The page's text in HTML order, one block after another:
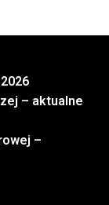
– aktualne
–